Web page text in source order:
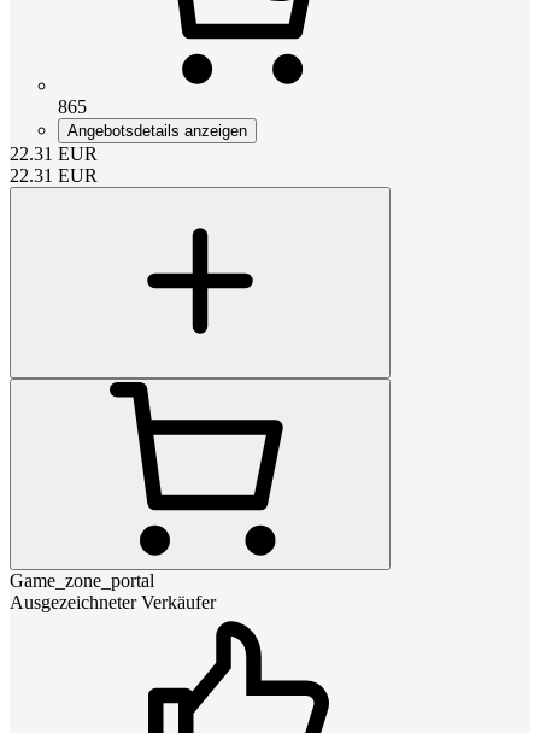
865
Angebotsdetails anzeigen
22.31 EUR
22.31 EUR
Game_zone_portal
Ausgezeichneter Verkäufer